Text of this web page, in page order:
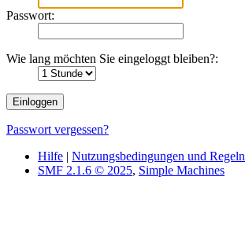
Passwort:
Wie lang möchten Sie eingeloggt bleiben?:
Passwort vergessen?
Hilfe | Nutzungsbedingungen und Regeln
SMF 2.1.6 © 2025, Simple Machines